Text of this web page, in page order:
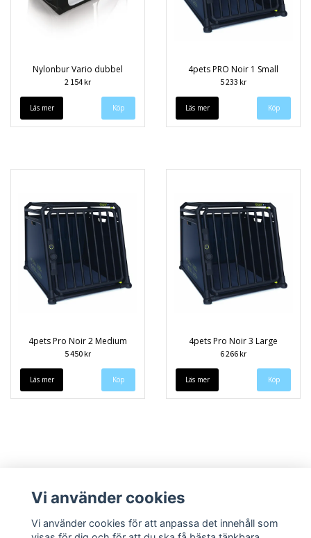
Nylonbur Vario dubbel
2 154 kr
Läs mer
4pets PRO Noir 1 Small
5 233 kr
Läs mer
4pets Pro Noir 2 Medium
5 450 kr
Läs mer
4pets Pro Noir 3 Large
6 266 kr
Läs mer
Vi använder cookies
Vi använder cookies för att anpassa det innehåll som